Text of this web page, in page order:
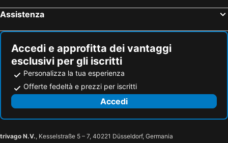
Assistenza
Accedi e approfitta dei vantaggi
esclusivi per gli iscritti
Personalizza la tua esperienza
Offerte fedeltà e prezzi per iscritti
Accedi
trivago N.V., Kesselstraße 5 – 7, 40221 Düsseldorf, Germania